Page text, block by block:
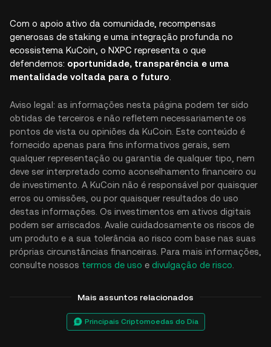
Com o apoio ativo da comunidade, recompensas
generosas de staking e uma integração profunda no
ecossistema KuCoin, o NXPC representa o que
defendemos: oportunidade, transparência e uma
mentalidade voltada para o futuro
Aviso legal: as informações nesta página podem ter sido
obtidas de terceiros e não refletem necessariamente os
pontos de vista ou opiniões da KuCoin. Este conteúdo é
fornecido apenas para fins informativos gerais, sem
qualquer representação ou garantia de qualquer tipo, nem
deve ser interpretado como aconselhamento financeiro ou
de investimento. A KuCoin não é responsável por quaisquer
erros ou omissões, ou por quaisquer resultados do uso
destas informações. Os investimentos em ativos digitais
podem ser arriscados. Avalie cuidadosamente os riscos de
um produto e a sua tolerância ao risco com base nas suas
próprias circunstâncias financeiras. Para mais informações,
consulte nossos termos de uso e divulgação de risco
Mais assuntos relacionados
Principais Criptomoedas do Dia